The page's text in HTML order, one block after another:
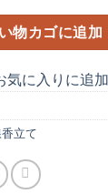
物カゴに追加
気に入りに追加
立て